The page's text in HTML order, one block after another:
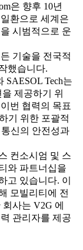
은 향후 10년
환으로 세계은
시범적으로 운
기술을 전국적
했습니다.
SAESOL Tech는
제공하기 위
번 협력의 목표
기 위한 포괄적
신의 안전성과
컨소시엄 및 스
와 파트너십을
고 있습니다. 이
모빌리티에 전
사는 V2G 에
관리자를 제공